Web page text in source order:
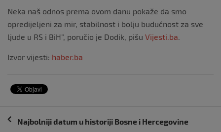
Neka naš odnos prema ovom danu pokaže da smo
opredijeljeni za mir, stabilnost i bolju budućnost za sve
ljude u RS i BiH”, poručio je Dodik, pišu Vijesti.ba.
Izvor vijesti: haber.ba
Navigacija
Najbolniji datum u historiji Bosne i Hercegovine